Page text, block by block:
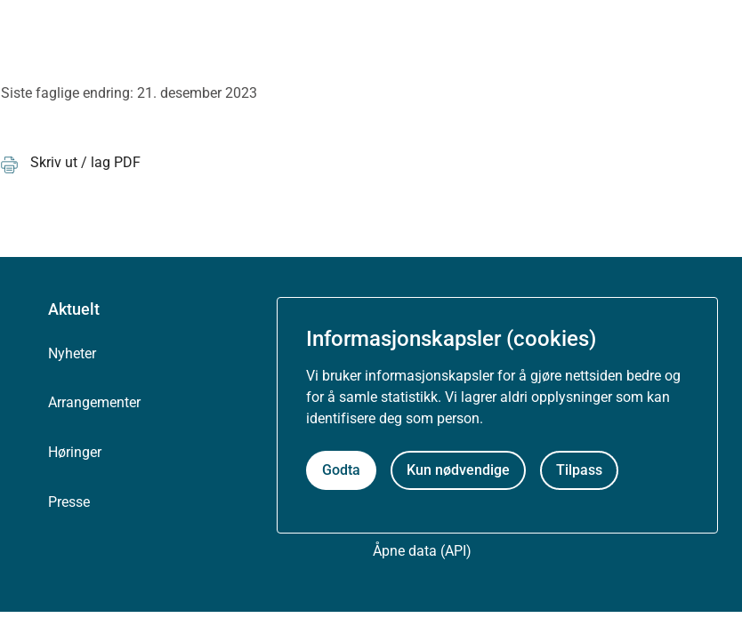
Informasjonskapsler (cookies)
Vi bruker informasjonskapsler for å gjøre nettsiden bedre og
for å samle statistikk. Vi lagrer aldri opplysninger som kan
identifisere deg som person.
Godta Kun nødvendige Tilpass
Siste faglige endring: 21. desember 2023
Skriv ut / lag PDF
Aktuelt
Nyheter
Arrangementer
Høringer
Presse
Personvernerklæring
Tilgjengelighetserklæring (uustatus.no)
Besøksstatistikk og informasjonskapsler
Åpne data (API)